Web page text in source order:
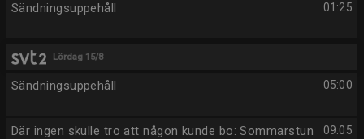
01:25
Sändningsuppehåll
Lördag 15/8
05:00
Sändningsuppehåll
09:05
Där ingen skulle tro att någon kunde bo: Sommarstun